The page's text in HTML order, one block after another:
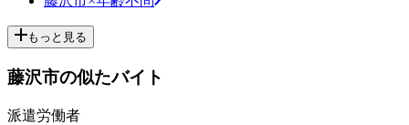
もっと見る
藤沢市の似たバイト
派遣労働者